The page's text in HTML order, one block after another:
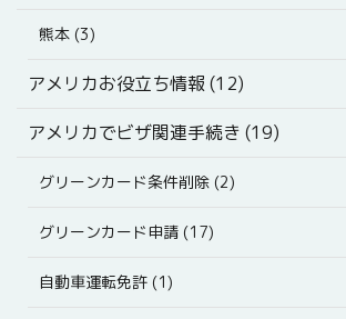
熊本 (3)
アメリカお役立ち情報 (12)
アメリカでビザ関連手続き (19)
グリーンカード条件削除 (2)
グリーンカード申請 (17)
自動車運転免許 (1)